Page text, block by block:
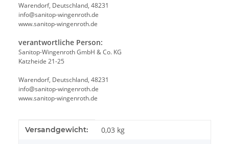
Warendorf, Deutschland, 48231
info@sanitop-wingenroth.de
www.sanitop-wingenroth.de
verantwortliche Person:
Sanitop-Wingenroth GmbH & Co. KG
Katzheide 21-25
Warendorf, Deutschland, 48231
info@sanitop-wingenroth.de
www.sanitop-wingenroth.de
Produkteigenschaft
Wert
Versandgewicht: 0,03 kg